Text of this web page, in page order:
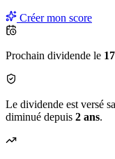
Créer mon score
Prochain dividende le
Le dividende est versé
diminué depuis 2 ans.